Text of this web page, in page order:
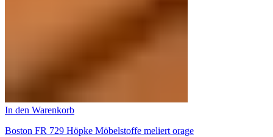
In den Warenkorb
Boston FR 729 Höpke Möbelstoffe meliert orage